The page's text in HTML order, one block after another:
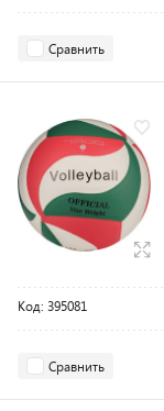
Сравнить
Код: 395081
Сравнить